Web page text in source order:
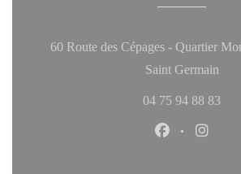
60 Route des Cépages - Quartier
Saint Germain
04 75 94 88 83
Facebook